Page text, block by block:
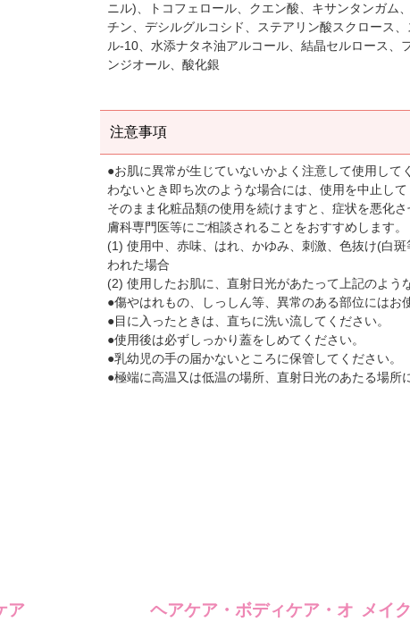
ニル)、トコフェロール、クエン酸、キサンタンガム
チン、デシルグルコシド、ステアリン酸スクロース
ル-10、水添ナタネ油アルコール、結晶セルロース、
ンジオール、酸化銀
注意事項
●お肌に異常が生じていないかよく注意して使用して
わないとき即ち次のような場合には、使用を中止して
そのまま化粧品類の使用を続けますと、症状を悪化
膚科専門医等にご相談されることをおすすめします。
(1) 使用中、赤味、はれ、かゆみ、刺激、色抜け(白
われた場合
(2) 使用したお肌に、直射日光があたって上記のよう
●傷やはれもの、しっしん等、異常のある部位にはお
●目に入ったときは、直ちに洗い流してください。
●使用後は必ずしっかり蓋をしめてください。
●乳幼児の手の届かないところに保管してください。
●極端に高温又は低温の場所、直射日光のあたる場所
ア
ヘアケア・ボディケア・オ メイ